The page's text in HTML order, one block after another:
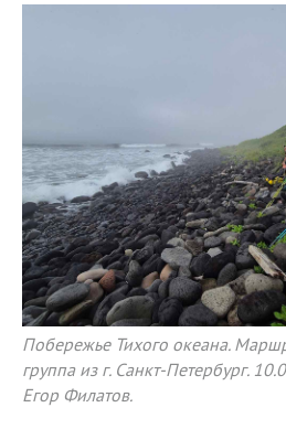
Побережье Тихого океана.
группа из г. Санкт-Петербург.
Егор Филатов.